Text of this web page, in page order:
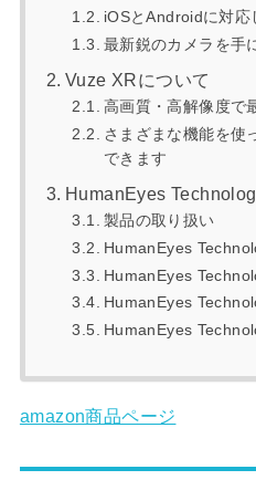
iOSとAndroidに対応
最新鋭のカメラを手
Vuze XRについて
高画質・高解像度で
さまざまな機能を使
できます
HumanEyes
製品の取り扱い
HumanEyes
HumanEyes
HumanEyes
HumanEyes
amazon商品ページ